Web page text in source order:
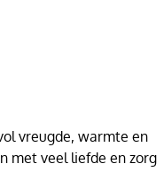
vreugde, warmte en
met veel liefde en zorg